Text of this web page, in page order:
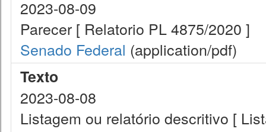
2023-08-09
Parecer [ Relatorio PL 4875/2020 ]
Senado Federal (application/pdf)
Texto
2023-08-08
Listagem ou relatório descritivo [